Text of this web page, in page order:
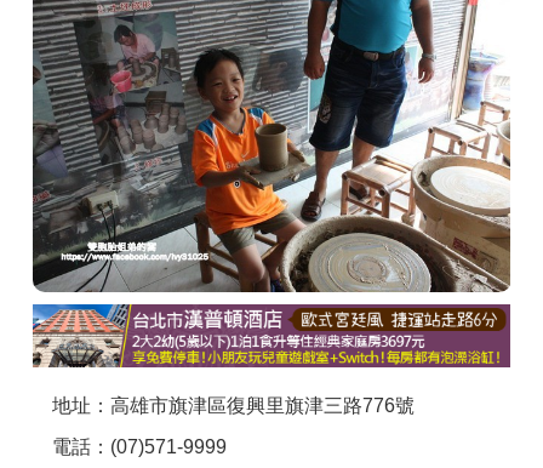
商家合作
推薦景點
討論區
聯絡我們
APP下載
地址：高雄市旗津區復興里旗津三路776號
電話：(07)571-9999